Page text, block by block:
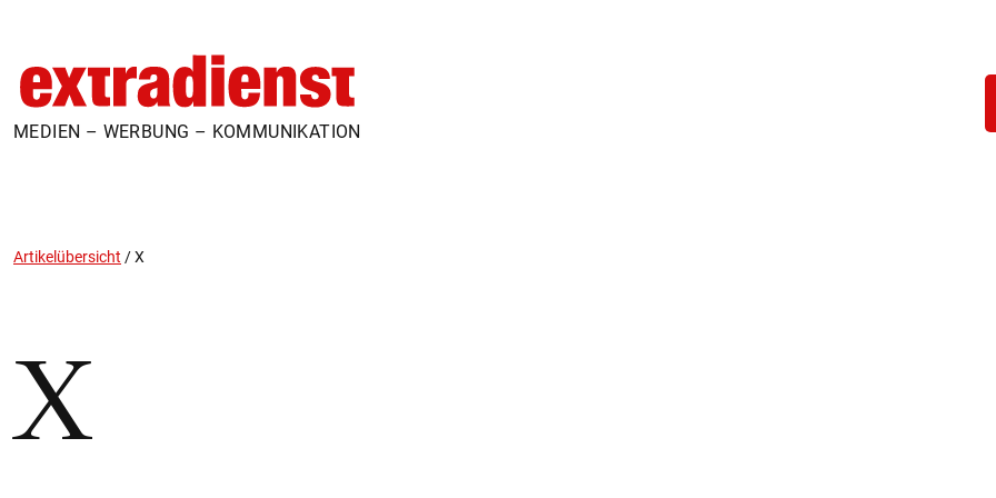
MEDIEN – WERBUNG – KOMMUNIKATION
Artikelübersicht /X
X